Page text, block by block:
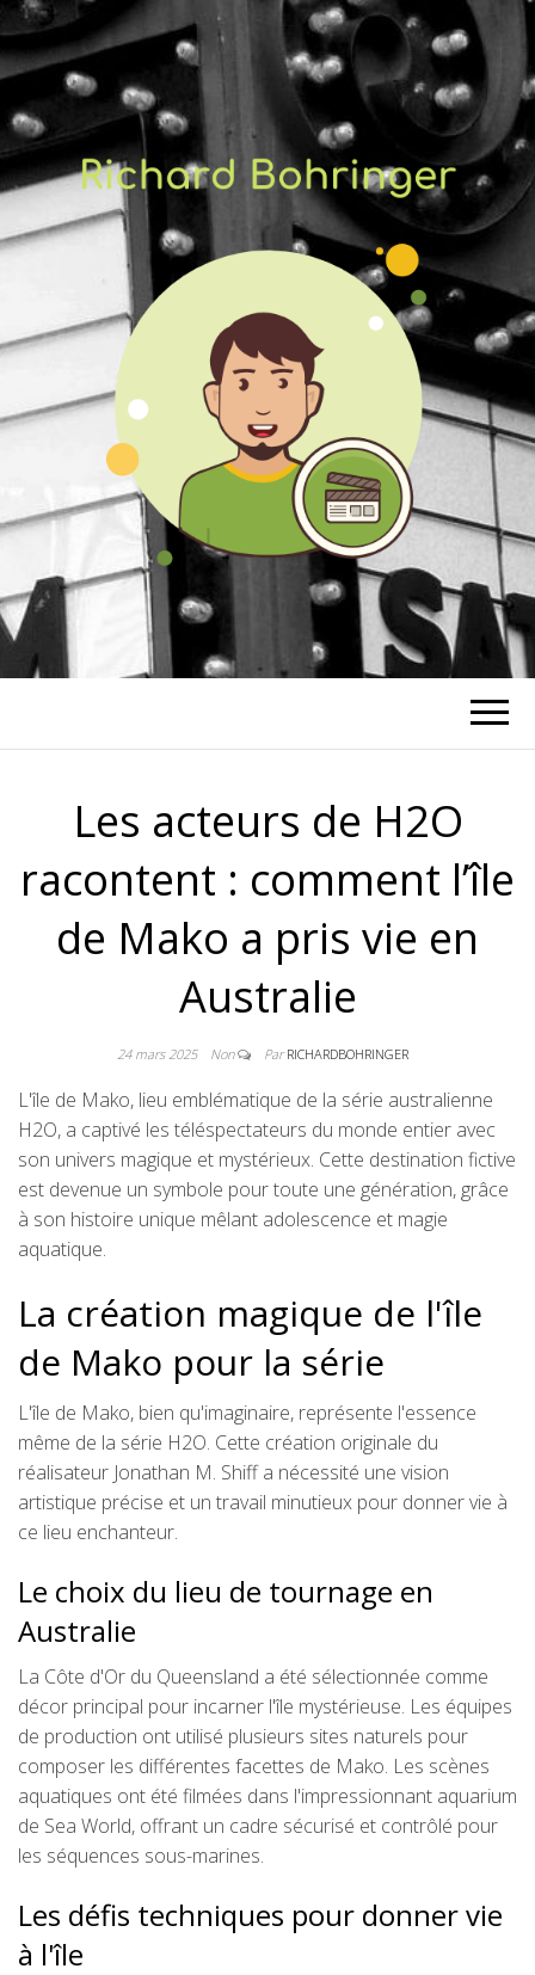
RICHARD
BOHRINGER
Les acteurs de H2O
racontent : comment l’île
de Mako a pris vie en
Australie
24 mars 2025 Non ParRICHARDBOHRINGER
L'île de Mako, lieu emblématique de la série australienne
H2O, a captivé les téléspectateurs du monde entier avec
son univers magique et mystérieux. Cette destination fictive
est devenue un symbole pour toute une génération, grâce
à son histoire unique mêlant adolescence et magie
aquatique.
La création magique de l'île
de Mako pour la série
L'île de Mako, bien qu'imaginaire, représente l'essence
même de la série H2O. Cette création originale du
réalisateur Jonathan M. Shiff a nécessité une vision
artistique précise et un travail minutieux pour donner vie à
ce lieu enchanteur.
Le choix du lieu de tournage en
Australie
La Côte d'Or du Queensland a été sélectionnée comme
décor principal pour incarner l'île mystérieuse. Les équipes
de production ont utilisé plusieurs sites naturels pour
composer les différentes facettes de Mako. Les scènes
aquatiques ont été filmées dans l'impressionnant aquarium
de Sea World, offrant un cadre sécurisé et contrôlé pour
les séquences sous-marines.
Les défis techniques pour donner vie
à l'île